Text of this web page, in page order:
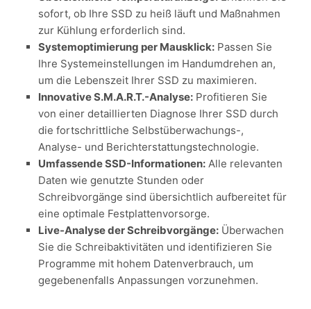
sofort, ob Ihre SSD zu heiß läuft und Maßnahmen
zur Kühlung erforderlich sind.
Systemoptimierung per Mausklick: Passen Sie
Ihre Systemeinstellungen im Handumdrehen an,
um die Lebenszeit Ihrer SSD zu maximieren.
Innovative S.M.A.R.T.-Analyse: Profitieren Sie
von einer detaillierten Diagnose Ihrer SSD durch
die fortschrittliche Selbstüberwachungs-,
Analyse- und Berichterstattungstechnologie.
Umfassende SSD-Informationen: Alle relevanten
Daten wie genutzte Stunden oder
Schreibvorgänge sind übersichtlich aufbereitet für
eine optimale Festplattenvorsorge.
Live-Analyse der Schreibvorgänge: Überwachen
Sie die Schreibaktivitäten und identifizieren Sie
Programme mit hohem Datenverbrauch, um
gegebenenfalls Anpassungen vorzunehmen.